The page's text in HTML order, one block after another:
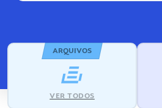
ARQUIVOS
VER TODOS